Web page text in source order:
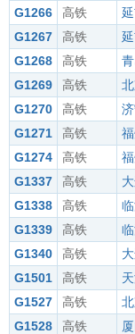
G1266
高铁
G1267
高铁
G1268
高铁
G1269
高铁
G1270
高铁
G1271
高铁
G1274
高铁
G1337
高铁
G1338
高铁
G1339
高铁
G1340
高铁
G1501
高铁
G1527
高铁
G1528
高铁